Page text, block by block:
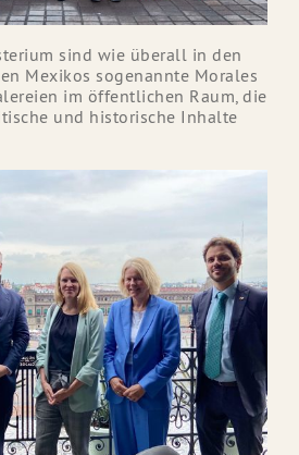
sind wie überall in den
Mexikos sogenannte Morales
im öffentlichen Raum, die
und historische Inhalte